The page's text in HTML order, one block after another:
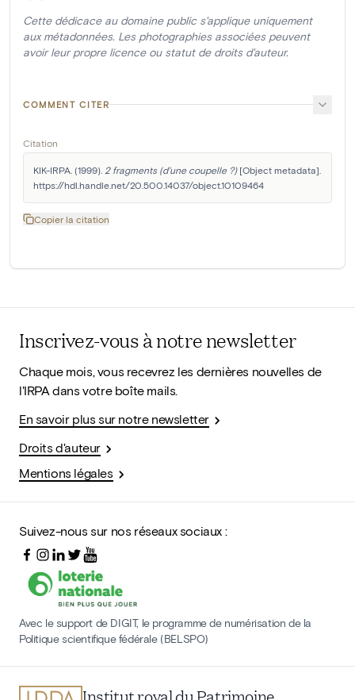
Cette dédicace au domaine public s'applique uniquement
aux métadonnées. Les photographies associées peuvent
avoir leur propre licence ou statut de droits d'auteur.
COMMENT CITER
Citation
KIK-IRPA. (1999). 2 fragments (d'une coupelle ?) [Object metadata].
https://hdl.handle.net/20.500.14037/object.10109464
Copier la citation
Inscrivez-vous à notre newsletter
Chaque mois, vous recevrez les dernières nouvelles de
l'IRPA dans votre boîte mails.
En savoir plus sur notre newsletter
Droits d'auteur
Mentions légales
Suivez-nous sur nos réseaux sociaux :
Avec le support de DIGIT, le programme de numérisation de la
Politique scientifique fédérale (BELSPO)